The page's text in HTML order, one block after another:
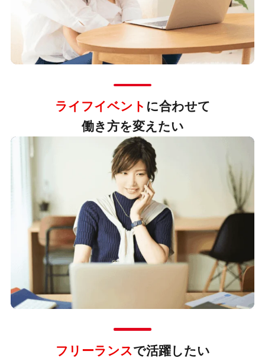
ライフイベント に合わせて
働き方を変えたい
フリーランスで活躍したい